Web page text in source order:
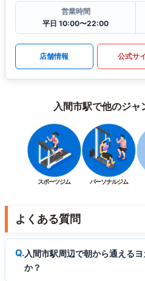
営業時間
平日 10:00〜22:00
店舗情報 公式サ
入間市駅で他のジ
スポーツジム パーソナルジム
よくある質問
入間市駅周辺で朝から通える
か？